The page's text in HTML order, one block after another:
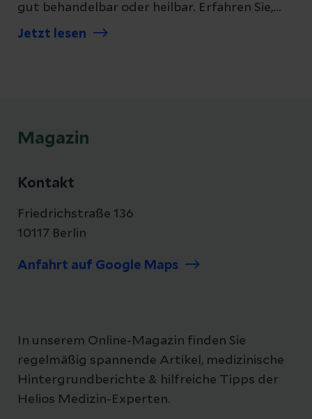
gut behandelbar oder heilbar. Erfahren Sie,
worauf Sie achten sollten und welche
Jetzt lesen
Magazin
Kontakt
Friedrichstraße 136
10117 Berlin
Anfahrt auf Google Maps
In unserem Online-Magazin finden Sie
regelmäßig spannende Artikel, medizinische
Hintergrundberichte & hilfreiche Tipps der
Helios Medizin-Experten.